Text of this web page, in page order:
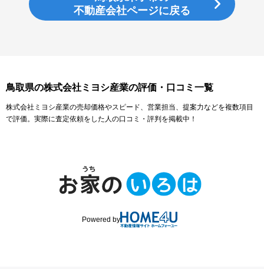
不動産会社ページに戻る
鳥取県の株式会社ミヨシ産業の評価・口コミ一覧
株式会社ミヨシ産業の売却価格やスピード、営業担当、提案力などを複数項目
で評価。実際に査定依頼をした人の口コミ・評判を掲載中！
Powered by